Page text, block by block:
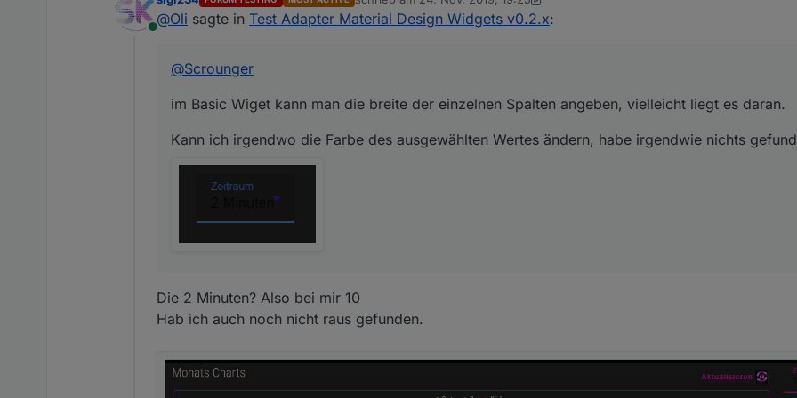
im Basic Wiget kann man die breite der einzelnen Spalten angeben, vielleicht liegt es daran.
Online
zuletzt editiert von sigi234
@Oli sagte in Test Adapter Material Design Widgets v0.2.x:
@Scrounger
im Basic Wiget kann man die breite der einzelnen Spalten angeben, vielleicht liegt es daran.
Kann ich irgendwo die Farbe des ausgewählten Wertes ändern, habe irgendwie nichts
Die 2 Minuten? Also bei mir 10
Hab ich auch noch nicht raus gefunden.